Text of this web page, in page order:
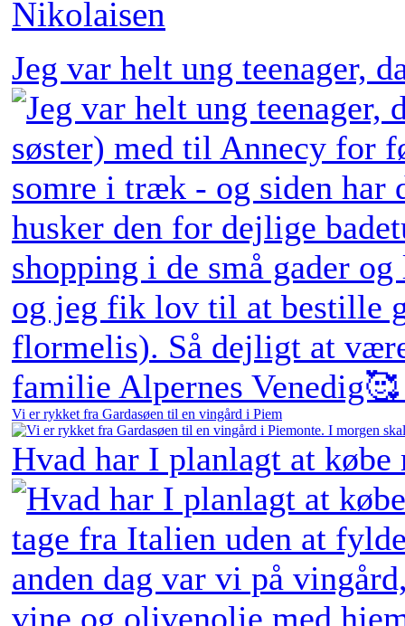
Jeg var helt ung teenager,
Vi er rykket fra Gardasøen til en vingård i Piem
Hvad har I planlagt at